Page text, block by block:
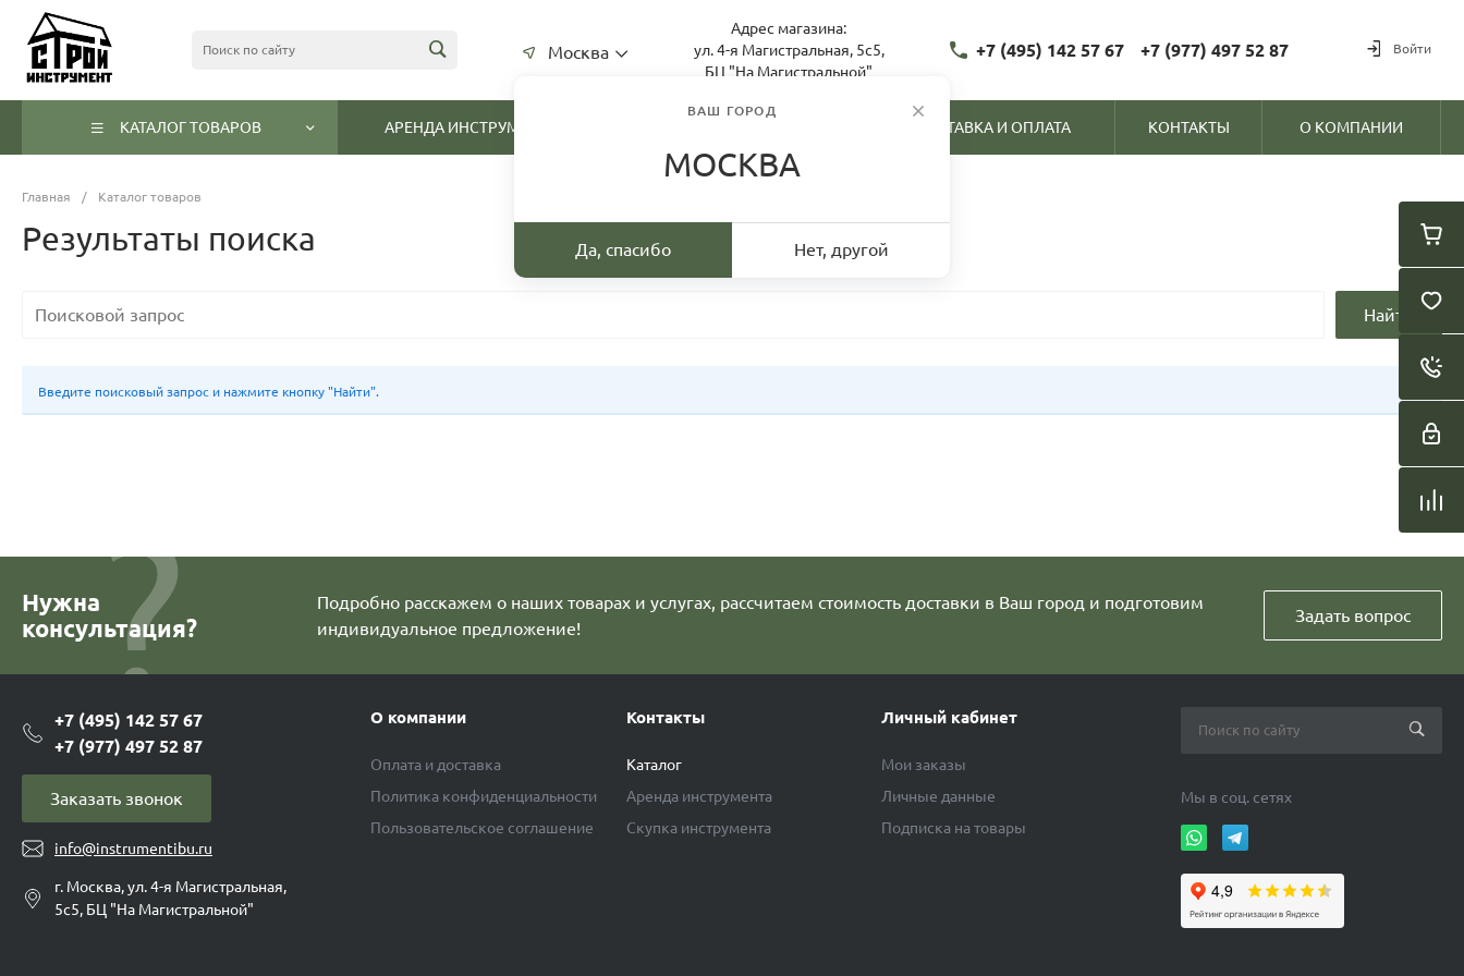
Москва
Адрес магазина:
ул. 4-я Магистральная, 5с5,
БЦ "На Магистральной"
+7 (495) 142 57 67 +7 (977) 497 52 87 Войти
КАТАЛОГ ТОВАРОВ АРЕНДА ИНСТРУМЕНТА ДОСТАВКА И ОПЛАТА КОНТАКТЫ О КОМПАНИИ
Главная / Каталог товаров
Результаты поиска
Найти
Введите поисковый запрос и нажмите кнопку "Найти".
Нужна
консультация?
Подробно расскажем о наших товарах и услугах, рассчитаем стоимость доставки в Ваш город и подготовим
индивидуальное предложение!
Задать вопрос
+7 (495) 142 57 67
+7 (977) 497 52 87
Заказать звонок
info@instrumentibu.ru
г. Москва, ул. 4-я Магистральная,
5с5, БЦ "На Магистральной"
О компании
Оплата и доставка
Политика конфиденциальности
Пользовательское соглашение
Контакты
Каталог
Аренда инструмента
Скупка инструмента
Личный кабинет
Мои заказы
Личные данные
Подписка на товары
Мы в соц. сетях
ВАШ ГОРОД
МОСКВА
Да, спасибо Нет, другой